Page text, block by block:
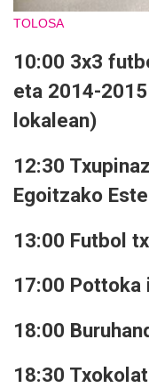
TOLOSA
10:00 3x3
eta 2014-
lokalean)
12:30
Egoitzako
13:00 Futbol
17:00 Pottoka
18:00
18:30